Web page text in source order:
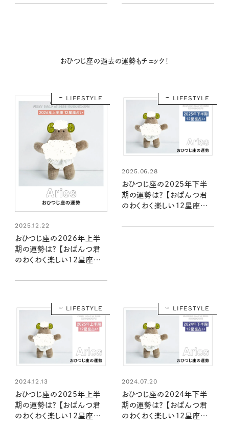
おひつじ座の過去の運勢もチェック！
LIFESTYLE
2025.12.22
おひつじ座の2026年上半
期の運勢は？ 【おぱんつ君
のわくわく楽しい12星座占
LIFESTYLE
2025.06.28
おひつじ座の2025年下半
期の運勢は？ 【おぱんつ君
のわくわく楽しい12星座占
LIFESTYLE
2024.12.13
おひつじ座の2025年上半
期の運勢は？ 【おぱんつ君
のわくわく楽しい12星座占
LIFESTYLE
2024.07.20
おひつじ座の2024年下半
期の運勢は？ 【おぱんつ君
のわくわく楽しい12星座占